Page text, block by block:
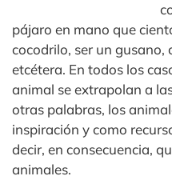
pájaro en mano que
cocodrilo, ser un
etcétera. En todos los
animal se extrapolan a
otras palabras, los
inspiración y como
decir, en consecuencia,
animales.